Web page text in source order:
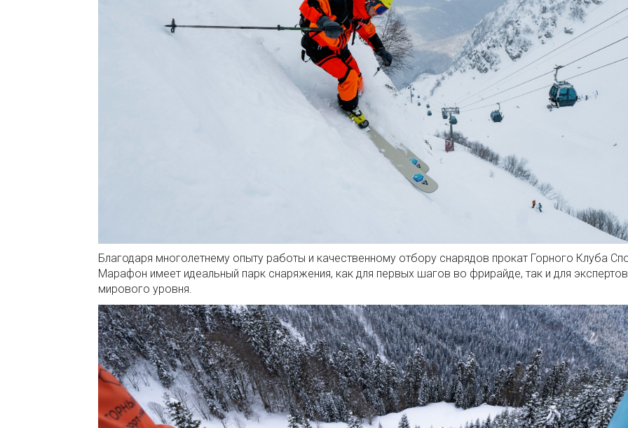
Благодаря многолетнему опыту работы и качественному отбору снарядов прокат Горного Клуба
Марафон имеет идеальный парк снаряжения, как для первых шагов во фрирайде, так и для экспертов
мирового уровня.